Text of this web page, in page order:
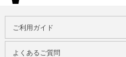
ご利用ガイド
よくあるご質問